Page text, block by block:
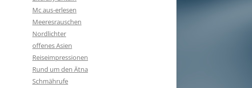
Mc aus-erlesen
Meeresrauschen
Nordlichter
offenes Asien
Reiseimpressionen
Rund um den Ätna
Schmährufe